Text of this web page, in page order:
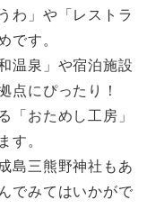
わ」や「レストラ
です。
温泉」や宿泊施設
点にぴったり！
「おためし工房」
。
島三熊野神社もあ
でみてはいかがで